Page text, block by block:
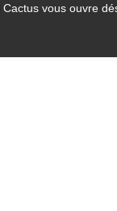
vous ouvre